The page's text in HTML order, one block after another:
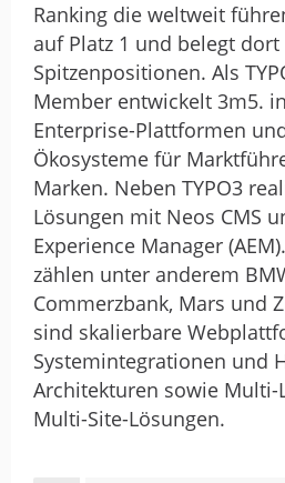
Ranking die weltweit
auf Platz 1 und belegt dort
Spitzenpositionen. Als
Member entwickelt 3m5.
Enterprise-Plattformen
Ökosysteme für
Marken. Neben TYPO3
Lösungen mit Neos CMS
Experience Manager
zählen unter anderem
Commerzbank, Mars und
sind skalierbare
Systemintegrationen und
Architekturen sowie Multi-
Multi-Site-Lösungen.